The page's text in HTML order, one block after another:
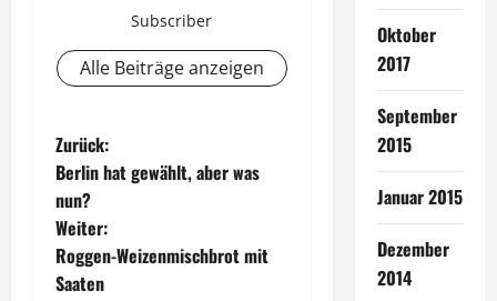
Subscriber
Alle Beiträge anzeigen
B
e
i
Zurück:
Berlin hat gewählt, aber was
nun?
Weiter:
Roggen-Weizenmischbrot mit
Saaten
Oktober
2017
September
2015
Januar 2015
Dezember
2014